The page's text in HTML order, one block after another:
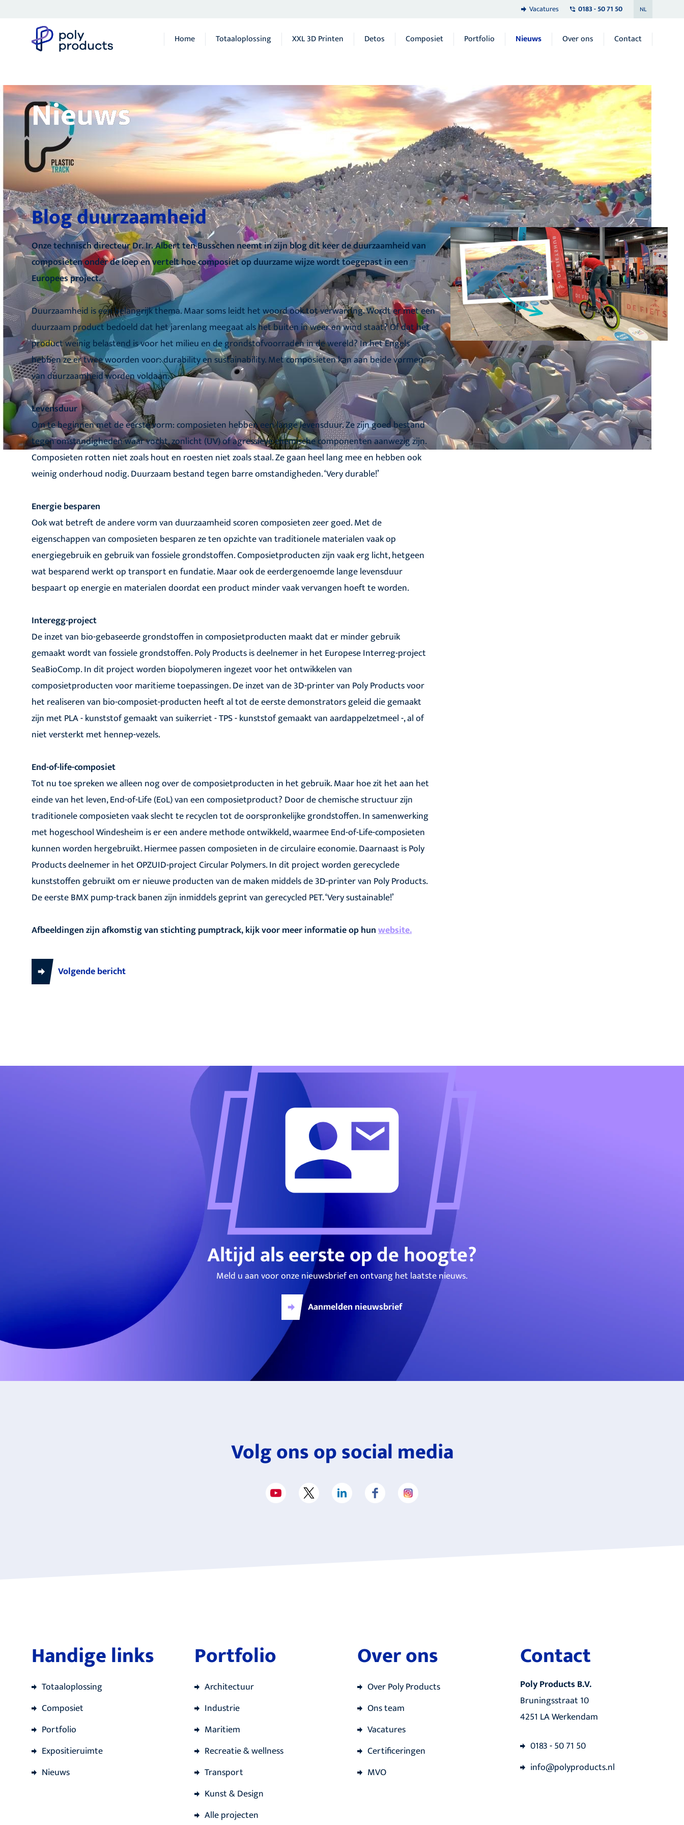
Vacatures 0183 - 50 71 50 NL
Home Totaaloplossing XXL 3D Printen Detos Composiet Portfolio Nieuws Over ons Contact
Nieuws
Blog duurzaamheid
Onze technisch directeur Dr. Ir. Albert ten Busschen neemt in zijn blog dit keer de duurzaamheid van
composieten onder de loep en vertelt hoe composiet op duurzame wijze wordt toegepast in een
Europees project.
Duurzaamheid is een belangrijk thema. Maar soms leidt het woord ook tot verwarring. Wordt er met een
duurzaam product bedoeld dat het jarenlang meegaat als het buiten in weer en wind staat? Of dat het
product weinig belastend is voor het milieu en de grondstofvoorraden in de wereld? In het Engels
hebben ze er twee woorden voor: durability en sustainability. Met composieten kan aan beide vormen
van duurzaamheid worden voldaan.
Levensduur
Om te beginnen met de eerste vorm: composieten hebben een lange levensduur. Ze zijn goed bestand
tegen omstandigheden waar vocht, zonlicht (UV) of agressieve chemische componenten aanwezig zijn.
Composieten rotten niet zoals hout en roesten niet zoals staal. Ze gaan heel lang mee en hebben ook
weinig onderhoud nodig. Duurzaam bestand tegen barre omstandigheden. ‘Very durable!’
Energie besparen
Ook wat betreft de andere vorm van duurzaamheid scoren composieten zeer goed. Met de
eigenschappen van composieten besparen ze ten opzichte van traditionele materialen vaak op
energiegebruik en gebruik van fossiele grondstoffen. Composietproducten zijn vaak erg licht, hetgeen
wat besparend werkt op transport en fundatie. Maar ook de eerdergenoemde lange levensduur
bespaart op energie en materialen doordat een product minder vaak vervangen hoeft te worden.
Interegg-project
De inzet van bio-gebaseerde grondstoffen in composietproducten maakt dat er minder gebruik
gemaakt wordt van fossiele grondstoffen. Poly Products is deelnemer in het Europese Interreg-project
SeaBioComp. In dit project worden biopolymeren ingezet voor het ontwikkelen van
composietproducten voor maritieme toepassingen. De inzet van de 3D-printer van Poly Products voor
het realiseren van bio-composiet-producten heeft al tot de eerste demonstrators geleid die gemaakt
zijn met PLA - kunststof gemaakt van suikerriet - TPS - kunststof gemaakt van aardappelzetmeel -, al of
niet versterkt met hennep-vezels.
End-of-life-composiet
Tot nu toe spreken we alleen nog over de composietproducten in het gebruik. Maar hoe zit het aan het
einde van het leven, End-of-Life (EoL) van een composietproduct? Door de chemische structuur zijn
traditionele composieten vaak slecht te recyclen tot de oorspronkelijke grondstoffen. In samenwerking
met hogeschool Windesheim is er een andere methode ontwikkeld, waarmee End-of-Life-composieten
kunnen worden hergebruikt. Hiermee passen composieten in de circulaire economie. Daarnaast is Poly
Products deelnemer in het OPZUID-project Circular Polymers. In dit project worden gerecyclede
kunststoffen gebruikt om er nieuwe producten van de maken middels de 3D-printer van Poly Products.
De eerste BMX pump-track banen zijn inmiddels geprint van gerecycled PET. ‘Very sustainable!’
Afbeeldingen zijn afkomstig van stichting pumptrack, kijk voor meer informatie op hunwebsite.
Volgende bericht
Altijd als eerste op de hoogte?
Meld u aan voor onze nieuwsbrief en ontvang het laatste nieuws.
Aanmelden nieuwsbrief
Volg ons op social media
Handige links
Totaaloplossing
Composiet
Portfolio
Expositieruimte
Nieuws
Portfolio
Architectuur
Industrie
Maritiem
Recreatie & wellness
Transport
Kunst & Design
Alle projecten
Over ons
Over Poly Products
Ons team
Vacatures
Certificeringen
MVO
Contact
Poly Products B.V.
Bruningsstraat 10
4251 LA Werkendam
0183 - 50 71 50
info@polyproducts.nl